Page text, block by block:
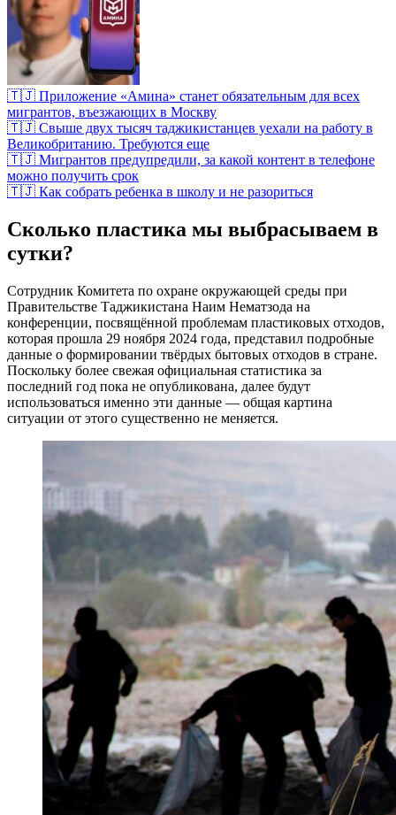
🇹🇯 Приложение «Амина» станет обязательным для всех
мигрантов, въезжающих в Москву
🇹🇯 Свыше двух тысяч таджикистанцев уехали на работу в
Великобританию. Требуются еще
🇹🇯 Мигрантов предупредили, за какой контент в телефоне
можно получить срок
🇹🇯 Как собрать ребенка в школу и не разориться
Сколько пластика мы выбрасываем в
сутки?
Сотрудник Комитета по охране окружающей среды при
Правительстве Таджикистана Наим Нематзода на
конференции, посвящённой проблемам пластиковых отходов,
которая прошла 29 ноября 2024 года, представил подробные
данные о формировании твёрдых бытовых отходов в стране.
Поскольку более свежая официальная статистика за
последний год пока не опубликована, далее будут
использоваться именно эти данные — общая картина
ситуации от этого существенно не меняется.